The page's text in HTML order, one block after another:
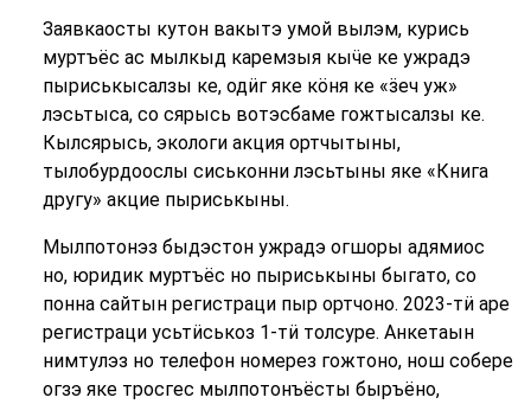
Заявкаосты кутон вакытэ умой вылэм, курись
муртъёс ас мылкыд каремзыя кыӵе ке ужрадэ
пыриськысалзы ке, одӥг яке кӧня ке «ӟеч уж»
лэсьтыса, со сярысь вотэсбаме гожтысалзы ке.
Кылсярысь, экологи акция ортчытыны,
тылобурдоослы сиськонни лэсьтыны яке «Книга
другу» акцие пыриськыны.
Мылпотонэз быдэстон ужрадэ огшоры адямиос
но, юридик муртъёс но пыриськыны быгато, со
понна сайтын регистраци пыр ортчоно. 2023-тӥ аре
регистраци усьтӥськоз 1-тӥ толсуре. Анкетаын
нимтулэз но телефон номерез гожтоно, нош собере
огзэ яке тросгес мылпотонъёсты быръёно,